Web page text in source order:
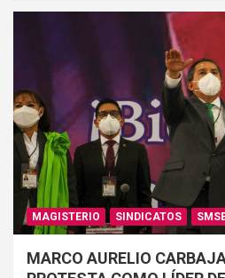
MAGISTERIO SINDICATOS
MARCO AURELIO